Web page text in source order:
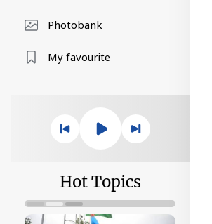
Photobank
My favourite
Hot Topics